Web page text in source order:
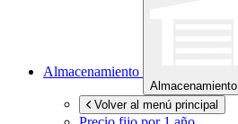
Almacenamiento
Almacenamiento
Volver al menú principal